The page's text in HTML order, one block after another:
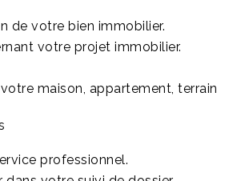
de votre bien immobilier.
votre projet immobilier.
maison, appartement, terrain
professionnel.